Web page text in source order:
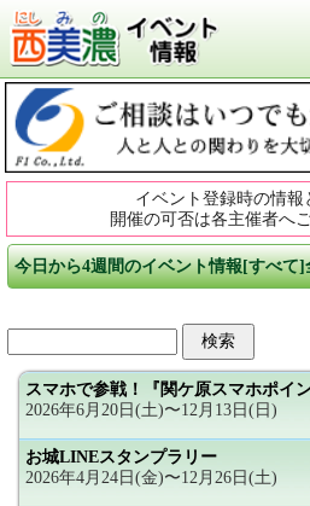
イベント登録時の情報
開催の可否は各主催者へ
今日から4週間のイベント情報[す
スマホで参戦！『関ケ原スマホポイン
2026年6月20日(土)〜12月13日(日)
お城LINEスタンプラリー
2026年4月24日(金)〜12月26日(土)